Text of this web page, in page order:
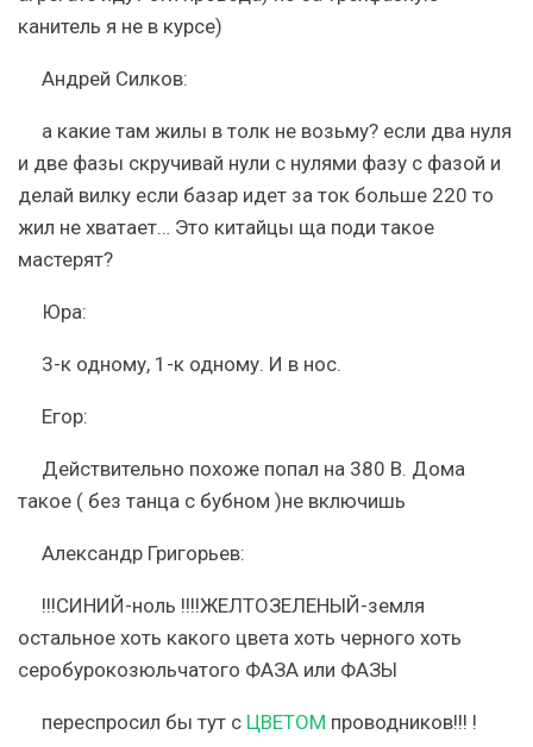
канитель я не в курсе)
Андрей Силков:
а какие там жилы в толк не возьму? если два нуля
и две фазы скручивай нули с нулями фазу с фазой и
делай вилку если базар идет за ток больше 220 то
жил не хватает… Это китайцы ща поди такое
мастерят?
Юра:
3-к одному, 1-к одному. И в нос.
Егор:
Действительно похоже попал на 380 В. Дома
такое ( без танца с бубном )не включишь
Александр Григорьев:
!!!СИНИЙ-ноль !!!!ЖЕЛТОЗЕЛЕНЫЙ-земля
остальное хоть какого цвета хоть черного хоть
серобурокозюльчатого ФАЗА или ФАЗЫ
переспросил бы тут с ЦВЕТОМ проводников!!! !